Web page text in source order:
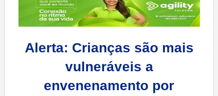
Alerta: Crianças são mais
vulneráveis a
envenenamento por